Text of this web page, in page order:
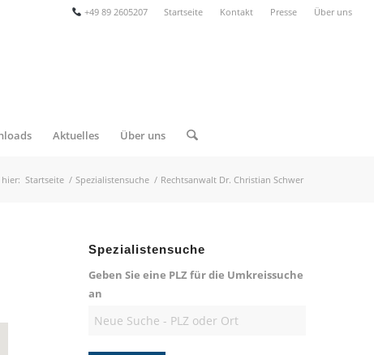
Startseite Kontakt Presse Über uns
+49 89 2605207
Aktuelles Über uns
Startseite / Spezialistensuche / Rechtsanwalt Dr. Christian Schwer
Spezialistensuche
Geben Sie eine PLZ für die Umkreissuche
an